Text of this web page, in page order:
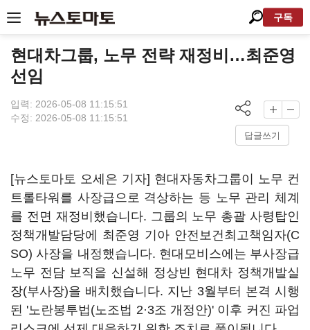
구독
현대차그룹, 노무 전략 재정비…최준영
선임
입력: 2026-05-08 11:15:51
수정: 2026-05-08 11:15:51
답글쓰기
[뉴스토마토 오세은 기자] 현대자동차그룹이 노무 컨
트롤타워를 사장급으로 격상하는 등 노무 관리 체계
를 전면 재정비했습니다. 그룹의 노무 총괄 사령탑인
정책개발담당에 최준영 기아 안전보건최고책임자(C
SO) 사장을 내정했습니다. 현대모비스에는 부사장급
노무 전담 보직을 신설해 정상빈 현대차 정책개발실
장(부사장)을 배치했습니다. 지난 3월부터 본격 시행
된 '노란봉투법(노조법 2·3조 개정안)' 이후 커진 파업